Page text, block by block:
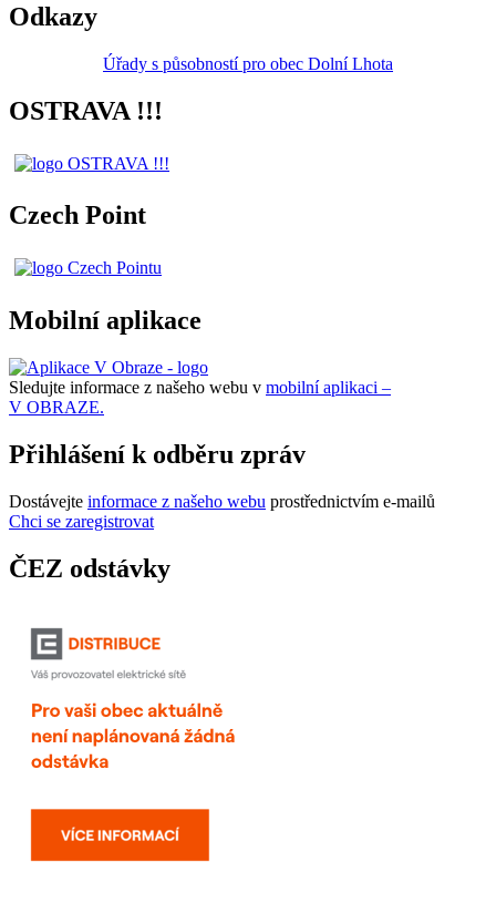
Odkazy
Úřady s působností pro obec Dolní Lhota
OSTRAVA !!!
Czech Point
Mobilní aplikace
Sledujte informace z našeho webu v mobilní aplikaci –
V OBRAZE.
Přihlášení k odběru zpráv
Dostávejte informace z našeho webu prostřednictvím e-mailů
Chci se zaregistrovat
ČEZ odstávky